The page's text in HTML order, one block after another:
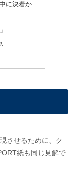
に決着か
させるために、ク
紙も同じ見解で